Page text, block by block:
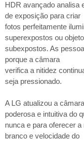
HDR avançado analisa
de exposição para criar
fotos perfeitamente
superexpostos ou
subexpostos. As
porque a câmara
verifica a nitidez
seja pressionado.
A LG atualizou a
poderosa e intuitiva do
nunca e para oferecer
branco e velocidade do